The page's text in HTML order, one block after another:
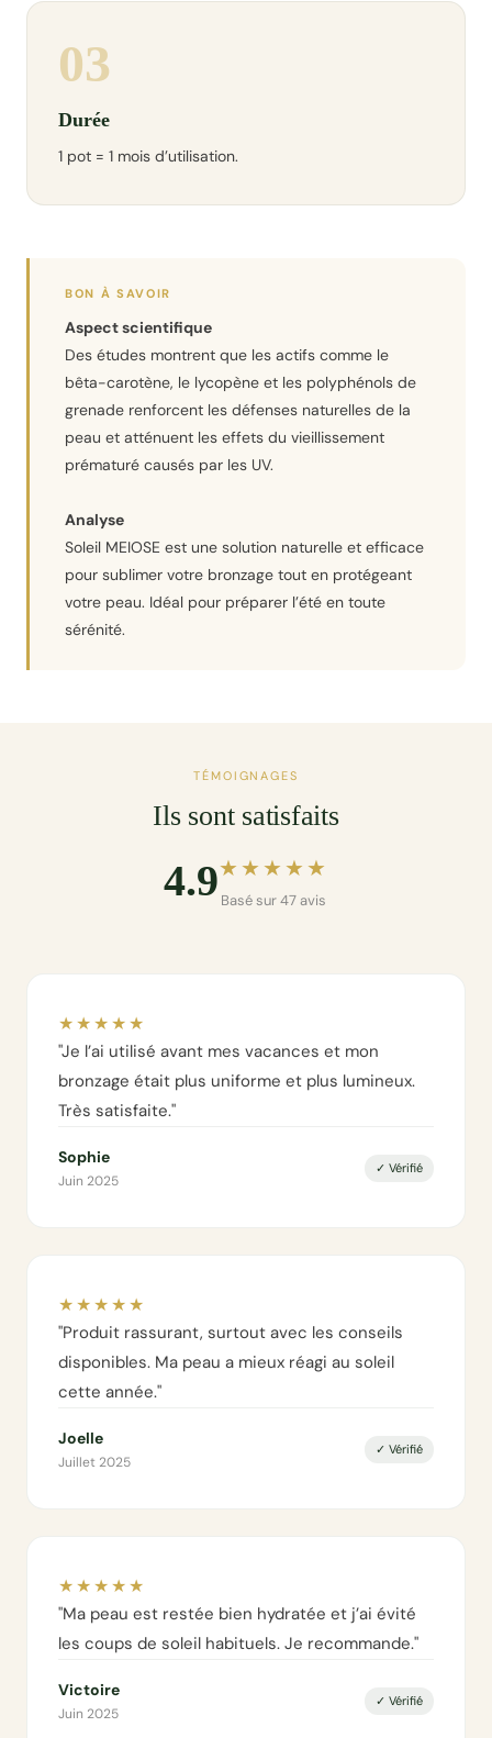
03
Durée
1 pot = 1 mois d’utilisation.
BON À SAVOIR
Aspect scientifique
Des études montrent que les actifs comme le
bêta-carotène, le lycopène et les polyphénols de
grenade renforcent les défenses naturelles de la
peau et atténuent les effets du vieillissement
prématuré causés par les UV.
Analyse
Soleil MEIOSE est une solution naturelle et efficace
pour sublimer votre bronzage tout en protégeant
votre peau. Idéal pour préparer l’été en toute
sérénité.
TÉMOIGNAGES
Ils sont satisfaits
4.9★★★★★
Basé sur 47 avis
★★★★★
"Je l’ai utilisé avant mes vacances et mon
bronzage était plus uniforme et plus lumineux.
Très satisfaite."
Sophie
Juin 2025
✓ Vérifié
★★★★★
"Produit rassurant, surtout avec les conseils
disponibles. Ma peau a mieux réagi au soleil
cette année."
Joelle
Juillet 2025
✓ Vérifié
★★★★★
"Ma peau est restée bien hydratée et j’ai évité
les coups de soleil habituels. Je recommande."
Victoire
Juin 2025
✓ Vérifié